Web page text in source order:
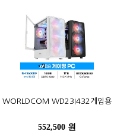
WORLDCOM WD23I432게임용
552,500 원